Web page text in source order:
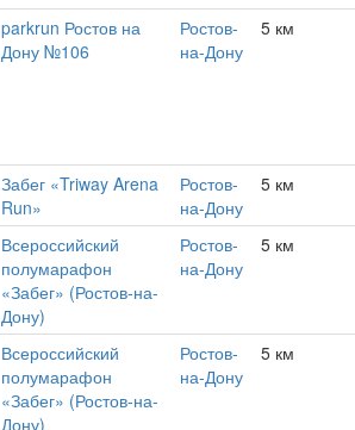
parkrun Ростов на
Дону №106
Ростов-
на-Дону
5 км
Забег «Triway Arena
Run»
Ростов-
на-Дону
5 км
Всероссийский
полумарафон
«Забег» (Ростов-на-
Дону)
Ростов-
на-Дону
5 км
Всероссийский
полумарафон
«Забег» (Ростов-на-
Дону)
Ростов-
на-Дону
5 км